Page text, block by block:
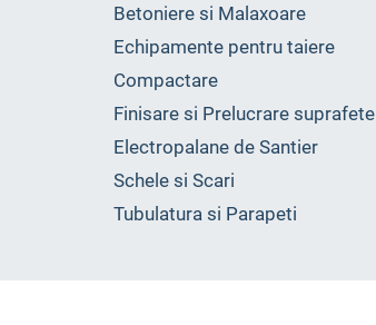
Betoniere si Malaxoare
Echipamente pentru taiere
Compactare
Finisare si Prelucrare suprafete
Electropalane de Santier
Schele si Scari
Tubulatura si Parapeti